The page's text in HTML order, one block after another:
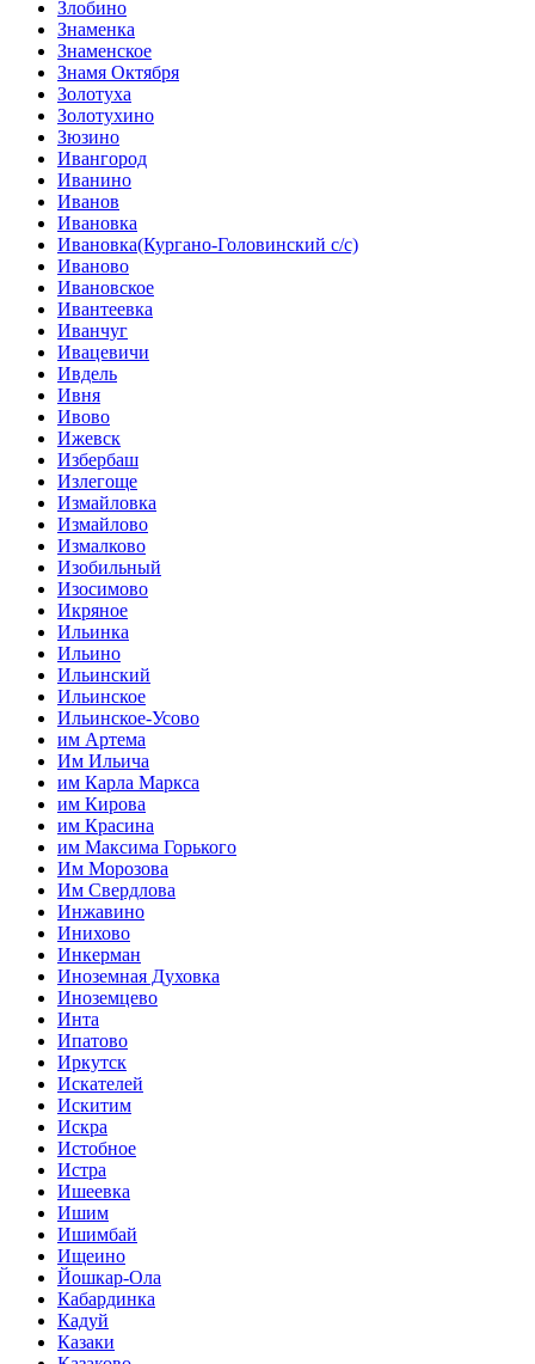
Злобино
Знаменка
Знаменское
Знамя Октября
Золотуха
Золотухино
Зюзино
Ивангород
Иванино
Иванов
Ивановка
Ивановка(Кургано-Головинский с/с)
Иваново
Ивановское
Ивантеевка
Иванчуг
Ивацевичи
Ивдель
Ивня
Ивово
Ижевск
Избербаш
Излегоще
Измайловка
Измайлово
Измалково
Изобильный
Изосимово
Икряное
Ильинка
Ильино
Ильинский
Ильинское
Ильинское-Усово
им Артема
Им Ильича
им Карла Маркса
им Кирова
им Красина
им Максима Горького
Им Морозова
Им Свердлова
Инжавино
Инихово
Инкерман
Иноземная Духовка
Иноземцево
Инта
Ипатово
Иркутск
Искателей
Искитим
Искра
Истобное
Истра
Ишеевка
Ишим
Ишимбай
Ищеино
Йошкар-Ола
Кабардинка
Кадуй
Казаки